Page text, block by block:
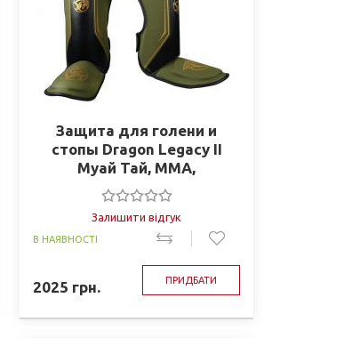
Защита для голени и
стопы Dragon Legacy II
Муай Тай, ММА,
Кикбоксинг 40722-P
Залишити відгук
В НАЯВНОСТІ
2025 грн. ПРИДБАТИ